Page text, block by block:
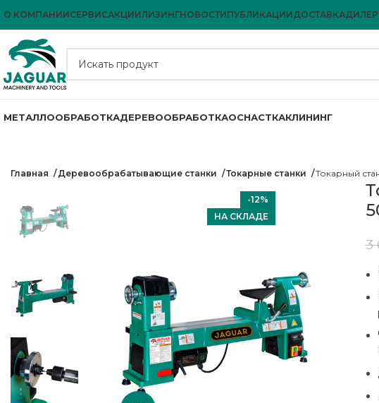
О КОМПАНИИСЕРВИСАКЦИИЛИЗИНГНОВОСТИПУБЛИКАЦИИДОСТАВКА
МЕТАЛЛООБРАБОТКАДЕРЕВООБРАБОТКАОСНАСТКАКЛИНИНГ
Главная Деревообрабатывающие станки Токарные станки Токарный
-12%
НА СКЛАДЕ
3